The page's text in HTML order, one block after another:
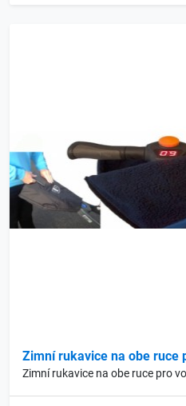
Zimní rukavice na obe ruce
Zimní rukavice na obe ruce pro